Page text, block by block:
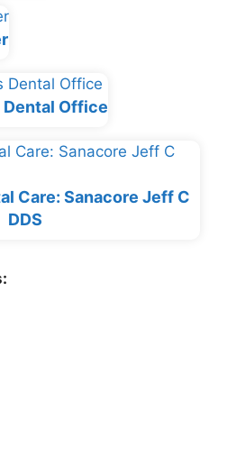
Dental Office
Care: Sanacore Jeff C
DDS